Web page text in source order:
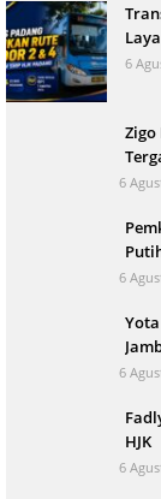
6
Zigo
6
6
6
HJK
6